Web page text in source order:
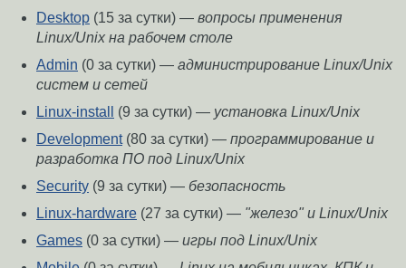
Desktop (15 за сутки) — вопросы применения
Linux/Unix на рабочем столе
Admin (0 за сутки) — администрирование Linux/Unix
систем и сетей
Linux-install
(9 за сутки) — установка Linux/Unix
Development(80 за сутки) — программирование и
разработка ПО под Linux/Unix
Security (9 за сутки) — безопасность
Linux-hardware (27 за сутки) — "железо" и Linux/Unix
Games (0 за сутки) — игры под Linux/Unix